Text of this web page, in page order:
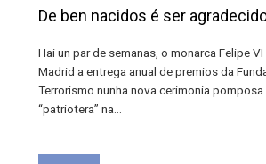
De ben nacidos é ser
Hai un par de semanas, o monarca Felipe
Madrid a entrega anual de premios da
Terrorismo nunha nova cerimonia
“patriotera” na…